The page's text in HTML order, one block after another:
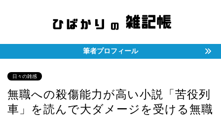
筆者プロフィール
日々の雑感
無職への殺傷能力が高い小説「苦役列
車」を読んで大ダメージを受ける無職